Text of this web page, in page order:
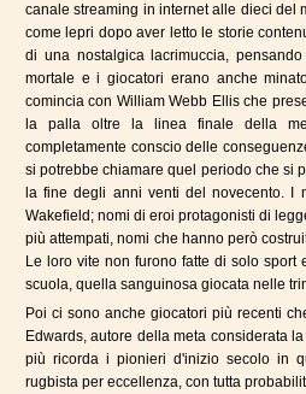
canale streaming in internet alle dieci del
come lepri dopo aver letto le storie
di una nostalgica lacrimuccia,
mortale e i giocatori erano anche
comincia con William Webb Ellis che
la palla oltre la linea finale della
completamente conscio delle
si potrebbe chiamare quel periodo che si
la fine degli anni venti del novecento. I
Wakefield; nomi di eroi protagonisti di
più attempati, nomi che hanno però
Le loro vite non furono fatte di solo
scuola, quella sanguinosa giocata nelle
Poi ci sono anche giocatori più recenti
Edwards, autore della meta considerata
più ricorda i pionieri d'inizio secolo in
rugbista per eccellenza, con tutta